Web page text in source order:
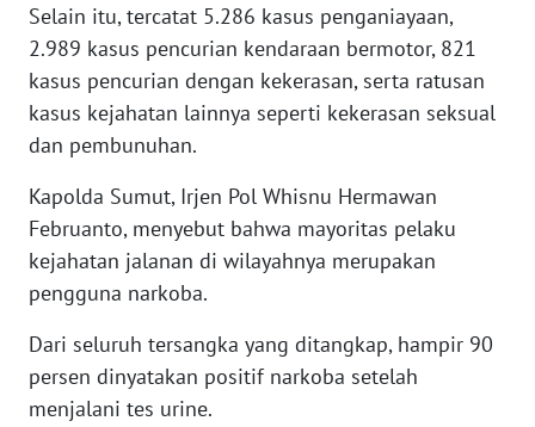
Selain itu, tercatat 5.286 kasus penganiayaan,
2.989 kasus pencurian kendaraan bermotor, 821
kasus pencurian dengan kekerasan, serta ratusan
kasus kejahatan lainnya seperti kekerasan seksual
dan pembunuhan.
Kapolda Sumut, Irjen Pol Whisnu Hermawan
Februanto, menyebut bahwa mayoritas pelaku
kejahatan jalanan di wilayahnya merupakan
pengguna narkoba.
Dari seluruh tersangka yang ditangkap, hampir 90
persen dinyatakan positif narkoba setelah
menjalani tes urine.
WN
SUMBAR
WN
SUMSEL
BENGKULU
WN
WN
JATENG